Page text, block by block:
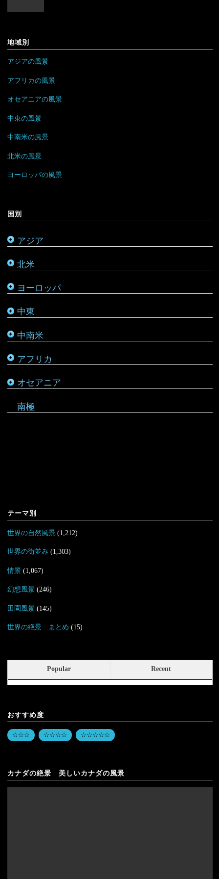
地域別
アジアの風景
アフリカの風景
オセアニアの風景
中東の風景
中南米の風景
北米の風景
ヨーロッパの風景
国別
アジア
ブータン
ベトナム
ボルネオ
マレーシア
モルディブ
北米
カナダ
メキシコ
ヨーロッパ
マルタ
モナコ
モンテネグロ
リトアニア
ルクセンブルク
ロシア
タタールスタン共和国
中東
イエメン
イスラエル
イラン
クウェート
バーレーン
パレスチナ
ヨルダン
レバノン
中南米
トリニダード・トバゴ
ニカラグア
ハイチ
パラグアイ
ブラジル
ベネズエラ
ベリーズ
ペルー
ボリビア
ホンジュラス
アフリカ
ザンビア
ジンバブエ
スーダン
セーシェル
チュニジア
マダガスカル
マラウイ
南アフリカ
モザンビーク
モロッコ
モーリシャス
ルワンダ
オセアニア
オーストラリア
サモア
ソロモン諸島
トンガ
ニュージーランド
バヌアツ
パラオ
仏領ポリネシア
タヒチ
マーシャル諸島
南極
テーマ別
世界の自然風景(1,212)
世界の街並み (1,303)
情景(1,067)
幻想風景(246)
田園風景(145)
世界の絶景 まとめ (15)
Popular Recent
おすすめ度
☆☆☆ ☆☆☆☆ ☆☆☆☆☆
カナダの絶景 美しいカナダの風景